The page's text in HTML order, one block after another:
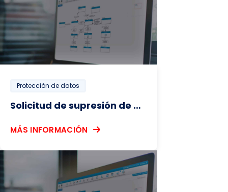
Protección de datos
Solicitud de supresión de datos del CCPA
MÁS INFORMACIÓN